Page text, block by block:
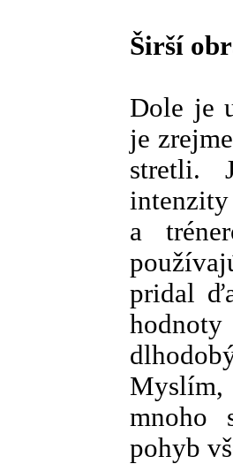
Širší
Dole je
je
stretli.
a
pridal
mnoho
pohyb